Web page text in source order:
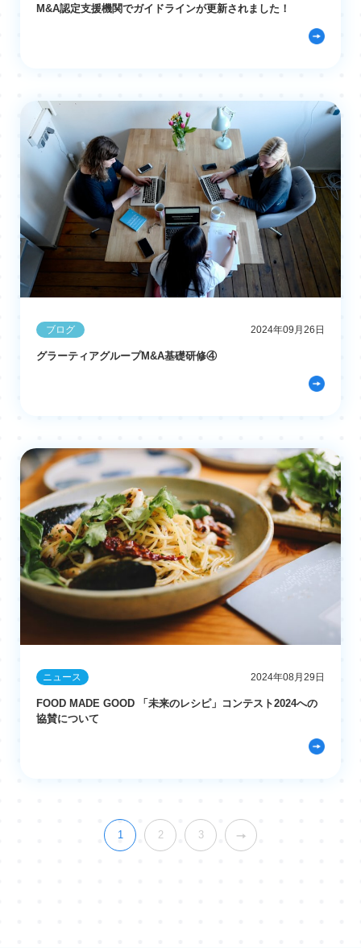
M&A認定支援機関でガイドラインが更新されました！
ブログ 2024年09月26日
グラーティアグループM&A基礎研修④
ニュース 2024年08月29日
FOOD MADE GOOD 「未来のレシピ」コンテスト2024への
協賛について
1 2 3